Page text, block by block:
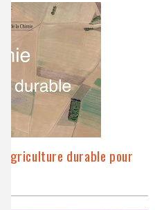
agriculture durable pour